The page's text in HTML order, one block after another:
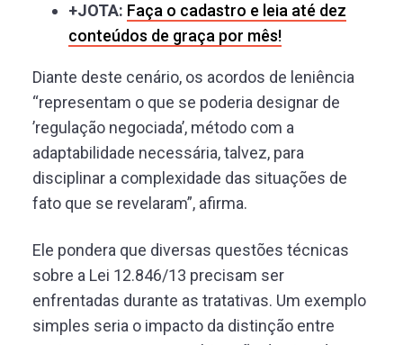
+JOTA: Faça o cadastro e leia até dez
conteúdos de graça por mês!
Diante deste cenário, os acordos de leniência
“representam o que se poderia designar de
’regulação negociada’, método com a
adaptabilidade necessária, talvez, para
disciplinar a complexidade das situações de
fato que se revelaram”, afirma.
Ele pondera que diversas questões técnicas
sobre a Lei 12.846/13 precisam ser
enfrentadas durante as tratativas. Um exemplo
simples seria o impacto da distinção entre